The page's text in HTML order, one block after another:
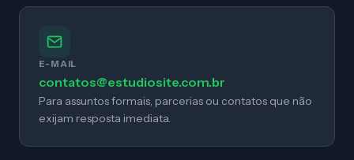
E-MAIL
contatos@estudiosite.com.br
Para assuntos formais, parcerias ou contatos que não
exijam resposta imediata.